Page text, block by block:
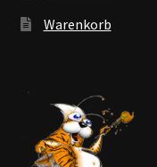
Warenkorb